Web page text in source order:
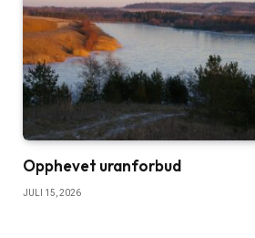
Opphevet uranforbud
JULI 15, 2026